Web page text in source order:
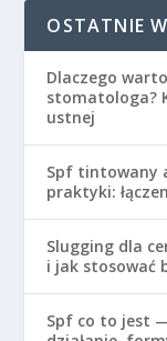
OSTATNIE
Dlaczego
stomatologa?
ustnej
Spf tintowany
praktyki:
Slugging dla
i jak stosować
Spf co to jest